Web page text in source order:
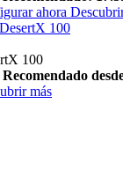
ahora
DesertX 100
100
más